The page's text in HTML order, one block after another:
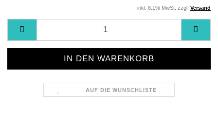
inkl. 8.1% MwSt. zzgl. Versand
AUF DIE WUNSCHLISTE